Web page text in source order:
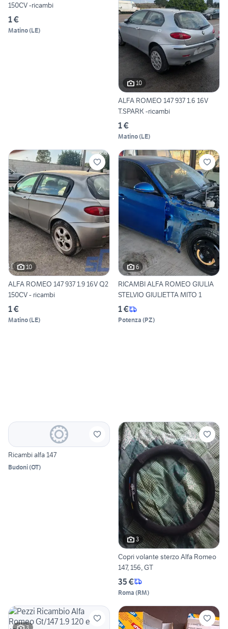
150CV -ricambi
1 €
Matino(LE)
10
ALFA ROMEO 147 937 1.6 16V
T.SPARK -ricambi
1 €
Matino(LE)
10
ALFA ROMEO 147 937 1.9 16V Q2
150CV - ricambi
1 €
Matino(LE)
6
RICAMBI ALFA ROMEO GIULIA
STELVIO GIULIETTA MITO 1
1 €
Potenza (PZ)
Ricambi alfa 147
Budoni(OT)
3
Copri volante sterzo Alfa Romeo
147, 156, GT
35 €
Roma (RM)
3